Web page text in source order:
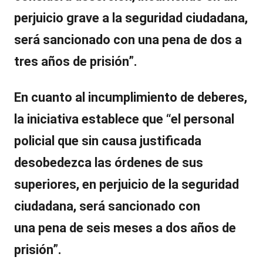
perjuicio grave a la seguridad ciudadana,
será sancionado con una pena de dos a
tres años de prisión”.
En cuanto al incumplimiento de deberes,
la iniciativa establece que “el personal
policial que sin causa justificada
desobedezca las órdenes de sus
superiores, en perjuicio de la seguridad
ciudadana, será sancionado con
una pena de seis meses a dos años de
prisión”.